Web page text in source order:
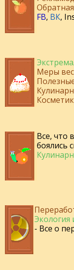
FB, ВК,
Меры
Все, что
боялись
Экология
- Все о